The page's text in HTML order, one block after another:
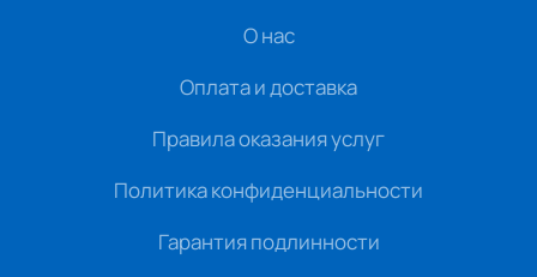
О нас
Оплата и доставка
Правила оказания услуг
Политика конфиденциальности
Гарантия подлинности